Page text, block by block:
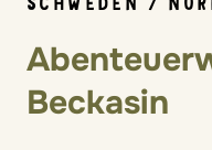
Beckasin